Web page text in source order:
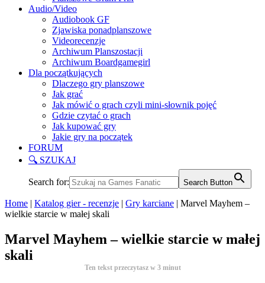
Audio/Video
Audiobook GF
Zjawiska ponadplanszowe
Videorecenzje
Archiwum Planszostacji
Archiwum Boardgamegirl
Dla początkujących
Dlaczego gry planszowe
Jak grać
Jak mówić o grach czyli mini-słownik pojęć
Gdzie czytać o grach
Jak kupować gry
Jakie gry na początek
FORUM
🔍 SZUKAJ
Search for: Search Button
Home | Katalog gier - recenzje | Gry karciane | Marvel Mayhem –
wielkie starcie w małej skali
Marvel Mayhem – wielkie starcie w małej
skali
Ten tekst przeczytasz w 3 minut